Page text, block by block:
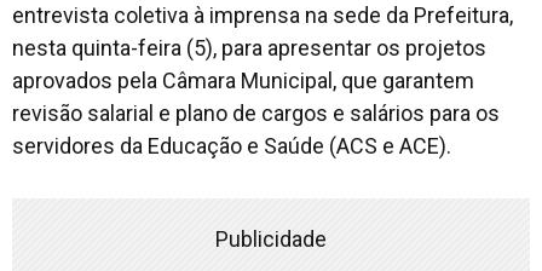
entrevista coletiva à imprensa na sede da Prefeitura,
nesta quinta-feira (5), para apresentar os projetos
aprovados pela Câmara Municipal, que garantem
revisão salarial e plano de cargos e salários para os
servidores da Educação e Saúde (ACS e ACE).
Publicidade